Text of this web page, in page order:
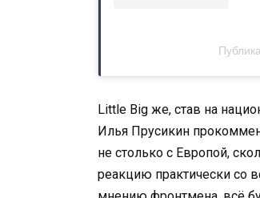
Little Big же, став на
Илья Прусикин
не столько с Европой,
реакцию практически со